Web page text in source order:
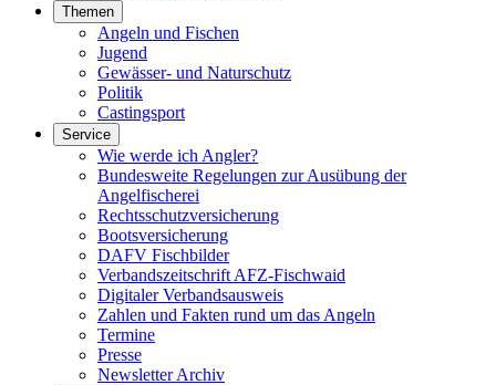
Themen
Angeln und Fischen
Jugend
Gewässer- und Naturschutz
Politik
Castingsport
Service
Wie werde ich Angler?
Bundesweite Regelungen zur Ausübung der
Angelfischerei
Rechtsschutzversicherung
Bootsversicherung
DAFV Fischbilder
Verbandszeitschrift AFZ-Fischwaid
Digitaler Verbandsausweis
Zahlen und Fakten rund um das Angeln
Termine
Presse
Newsletter Archiv